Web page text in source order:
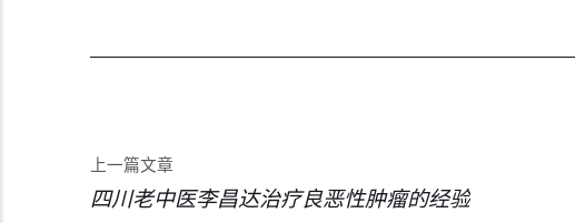
上一篇文章
四川老中医李昌达治疗良恶性肿瘤的经验